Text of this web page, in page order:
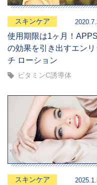
スキンケア
使用期限は1ヶ月！APPS
の効果を引き出すエンリ
チ ローション
ビタミンC誘導体
スキンケア